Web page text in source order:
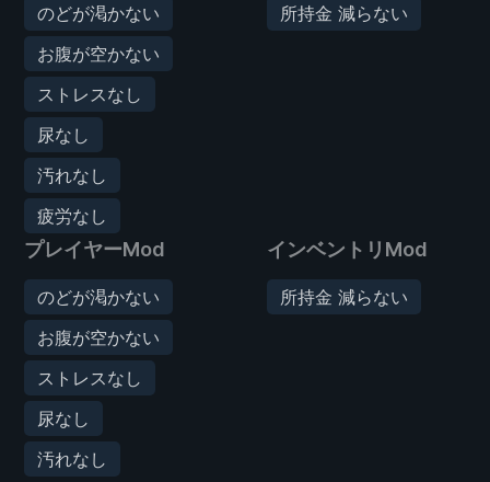
のどが渇かない
お腹が空かない
ストレスなし
尿なし
汚れなし
疲労なし
所持金 減らない
プレイヤーMod
のどが渇かない
お腹が空かない
ストレスなし
尿なし
汚れなし
インベントリMod
所持金 減らない